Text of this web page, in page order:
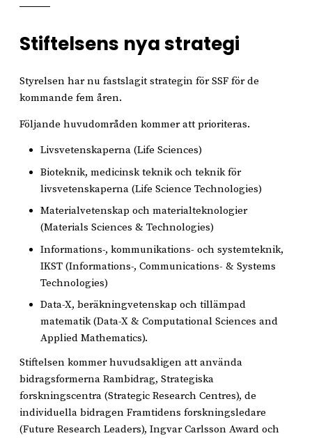
Stiftelsens nya strategi
Styrelsen har nu fastslagit strategin för SSF för de
kommande fem åren.
Följande huvudområden kommer att prioriteras.
Livsvetenskaperna (Life Sciences)
Bioteknik, medicinsk teknik och teknik för
livsvetenskaperna (Life Science Technologies)
Materialvetenskap och materialteknologier
(Materials Sciences & Technologies)
Informations-, kommunikations- och systemteknik,
IKST (Informations-, Communications- & Systems
Technologies)
Data-X, beräkningvetenskap och tillämpad
matematik (Data-X & Computational Sciences and
Applied Mathematics).
Stiftelsen kommer huvudsakligen att använda
bidragsformerna Rambidrag, Strategiska
forskningscentra (Strategic Research Centres), de
individuella bidragen Framtidens forskningsledare
(Future Research Leaders), Ingvar Carlsson Award och